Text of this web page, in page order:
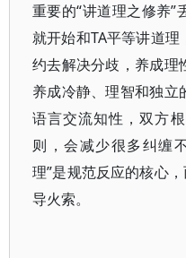
重要的“讲道理之修养”
就开始和TA平等讲道
约去解决分歧，养成理
养成冷静、理智和独立
语言交流知性，双方
则，会减少很多纠缠
理”是规范反应的核心
导火索。